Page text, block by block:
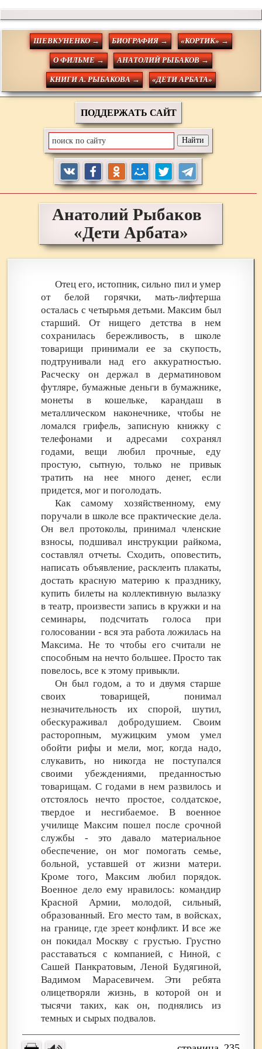
ШЕВКУНЕНКО → БИОГРАФИЯ → «КОРТИК» →
О ФИЛЬМЕ → АНАТОЛИЙ РЫБАКОВ →
КНИГИ А. РЫБАКОВА → «ДЕТИ АРБАТА»
ПОДДЕРЖАТЬ САЙТ
Анатолий Рыбаков
«Дети Арбата»
Отец его, истопник, сильно пил и умер
от белой горячки, мать-лифтерша
осталась с четырьмя детьми. Максим был
старший. От нищего детства в нем
сохранилась бережливость, в школе
товарищи принимали ее за скупость,
подтрунивали над его аккуратностью.
Расческу он держал в дерматиновом
футляре, бумажные деньги в бумажнике,
монеты в кошельке, карандаш в
металлическом наконечнике, чтобы не
ломался грифель, записную книжку с
телефонами и адресами сохранял
годами, вещи любил прочные, еду
простую, сытную, только не привык
тратить на нее много денег, если
придется, мог и поголодать.
Как самому хозяйственному, ему
поручали в школе все практические дела.
Он вел протоколы, принимал членские
взносы, подшивал инструкции райкома,
составлял отчеты. Сходить, оповестить,
написать объявление, расклеить плакаты,
достать красную материю к празднику,
купить билеты на коллективную вылазку
в театр, произвести запись в кружки и на
семинары, подсчитать голоса при
голосовании - вся эта работа ложилась на
Максима. Не то чтобы его считали не
способным на нечто большее. Просто так
повелось, все к этому привыкли.
Он был годом, а то и двумя старше
своих товарищей, понимал
незначительность их спорой, шутил,
обескураживал добродушием. Своим
расторопным, мужицким умом умел
обойти рифы и мели, мог, когда надо,
слукавить, но никогда не поступался
своими убеждениями, преданностью
товарищам. С годами в нем развилось и
отстоялось нечто простое, солдатское,
твердое и несгибаемое. В военное
училище Максим пошел после срочной
службы - это давало материальное
обеспечение, он мог помогать семье,
больной, уставшей от жизни матери.
Кроме того, Максим любил порядок.
Военное дело ему нравилось: командир
Красной Армии, молодой, сильный,
образованный. Его место там, в войсках,
на границе, где зреет конфликт. И все же
он покидал Москву с грустью. Грустно
расставаться с компанией, с Ниной, с
Сашей Панкратовым, Леной Будягиной,
Вадимом Марасевичем. Эти ребята
олицетворяли жизнь, в которой он и
тысячи таких, как он, поднялись из
темных и сырых подвалов.